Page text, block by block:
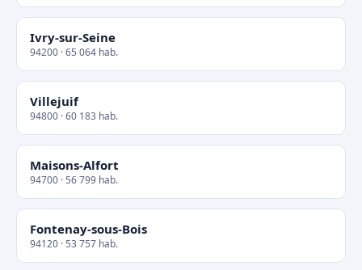
Ivry-sur-Seine
94200 · 65 064 hab.
Villejuif
94800 · 60 183 hab.
Maisons-Alfort
94700 · 56 799 hab.
Fontenay-sous-Bois
94120 · 53 757 hab.